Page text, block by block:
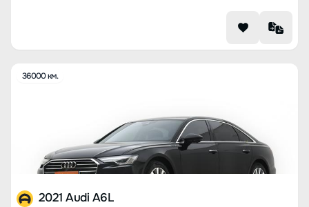
36000 км.
2021 Audi A6L